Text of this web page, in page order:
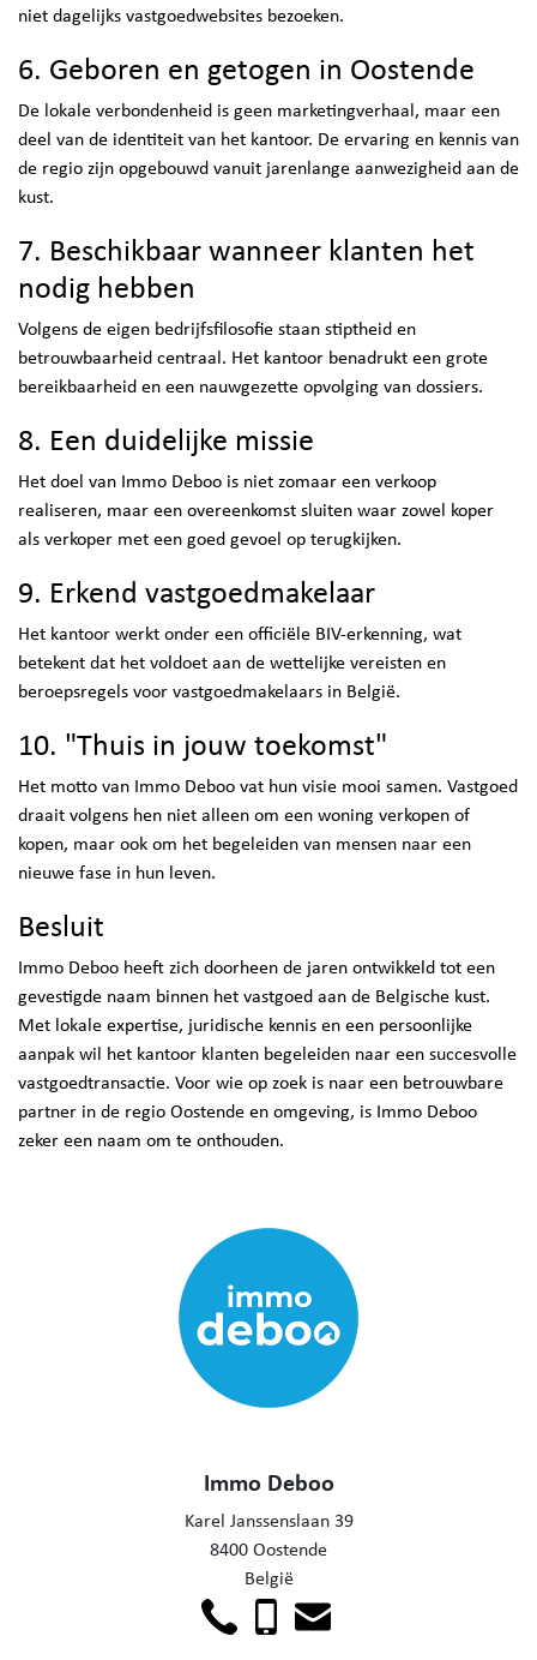
niet dagelijks vastgoedwebsites bezoeken.
6. Geboren en getogen in Oostende
De lokale verbondenheid is geen marketingverhaal, maar een
deel van de identiteit van het kantoor. De ervaring en kennis van
de regio zijn opgebouwd vanuit jarenlange aanwezigheid aan de
kust.
7. Beschikbaar wanneer klanten het
nodig hebben
Volgens de eigen bedrijfsfilosofie staan stiptheid en
betrouwbaarheid centraal. Het kantoor benadrukt een grote
bereikbaarheid en een nauwgezette opvolging van dossiers.
8. Een duidelijke missie
Het doel van Immo Deboo is niet zomaar een verkoop
realiseren, maar een overeenkomst sluiten waar zowel koper
als verkoper met een goed gevoel op terugkijken.
9. Erkend vastgoedmakelaar
Het kantoor werkt onder een officiële BIV-erkenning, wat
betekent dat het voldoet aan de wettelijke vereisten en
beroepsregels voor vastgoedmakelaars in België.
10. "Thuis in jouw toekomst"
Het motto van Immo Deboo vat hun visie mooi samen. Vastgoed
draait volgens hen niet alleen om een woning verkopen of
kopen, maar ook om het begeleiden van mensen naar een
nieuwe fase in hun leven.
Besluit
Immo Deboo heeft zich doorheen de jaren ontwikkeld tot een
gevestigde naam binnen het vastgoed aan de Belgische kust.
Met lokale expertise, juridische kennis en een persoonlijke
aanpak wil het kantoor klanten begeleiden naar een succesvolle
vastgoedtransactie. Voor wie op zoek is naar een betrouwbare
partner in de regio Oostende en omgeving, is Immo Deboo
zeker een naam om te onthouden.
Immo Deboo
Karel Janssenslaan 39
8400 Oostende
België